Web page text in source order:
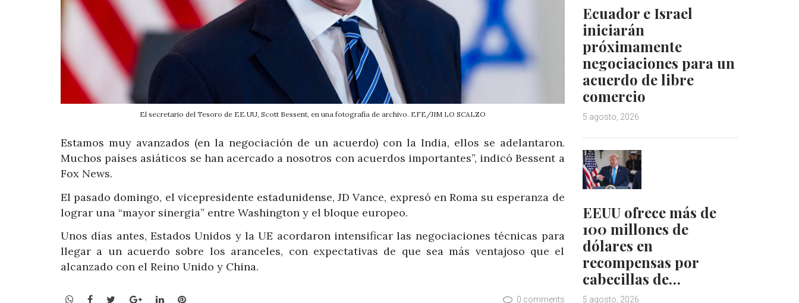
El secretario del Tesoro de EE.UU, Scott Bessent, en una fotografía de archivo. EFE/JIM LO SCALZO
Estamos muy avanzados (en la negociación de un acuerdo) con la India, ellos se adelantaron.
Muchos países asiáticos se han acercado a nosotros con acuerdos importantes”, indicó Bessent a
Fox News.
El pasado domingo, el vicepresidente estadunidense, JD Vance, expresó en Roma su esperanza de
lograr una “mayor sinergia” entre Washington y el bloque europeo.
Unos días antes, Estados Unidos y la UE acordaron intensificar las negociaciones técnicas para
llegar a un acuerdo sobre los aranceles, con expectativas de que sea más ventajoso que el
alcanzado con el Reino Unido y China.
WhatsApp
Facebook
TwitterGoogle+LinkedInPinterest 0 comments
Ecuador e Israel
iniciarán
próximamente
negociaciones para un
acuerdo de libre
comercio
5 agosto, 2026
EEUU ofrece más de
100 millones de
dólares en
recompensas por
cabecillas de…
5 agosto, 2026